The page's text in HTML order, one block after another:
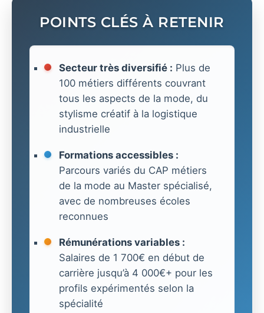
POINTS CLÉS À RETENIR
Secteur très diversifié : Plus de
100 métiers différents couvrant
tous les aspects de la mode, du
stylisme créatif à la logistique
industrielle
Formations accessibles :
Parcours variés du CAP métiers
de la mode au Master spécialisé,
avec de nombreuses écoles
reconnues
Rémunérations variables :
Salaires de 1 700€ en début de
carrière jusqu’à 4 000€+ pour les
profils expérimentés selon la
spécialité